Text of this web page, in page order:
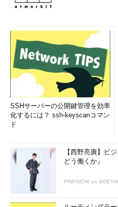
ど 』。
SSHサーバーの公開鍵管理を効率
化するには？ ssh-keyscanコマン
ド
【西野亮廣】ビ
どう働くか』
PR(FINCHI on